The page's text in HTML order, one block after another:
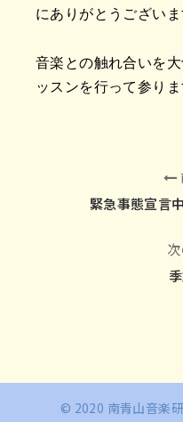
にありがとうございま
音楽との触れ合いを
ッスンを行って参りま
緊急事態宣言
© 2020 南青山音楽